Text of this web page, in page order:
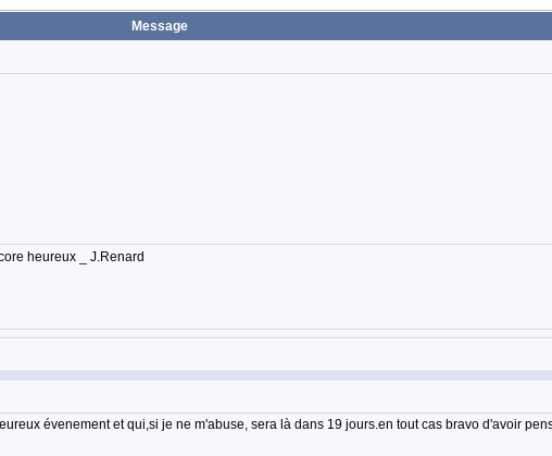
Message
heureux _ J.Renard
évenement et qui,si je ne m'abuse, sera là dans 19 jours.en tout cas bravo d'avoir